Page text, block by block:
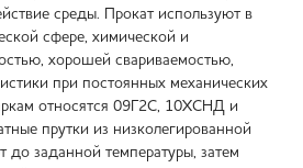
среды. Прокат используют в
сфере, химической и
хорошей свариваемостью,
при постоянных механических
относятся 09Г2С, 10ХСНД и
прутки из низколегированной
заданной температуры, затем